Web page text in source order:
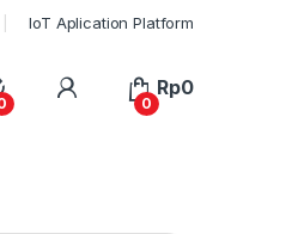
IoT Aplication Platform
My Account
0
Rp0